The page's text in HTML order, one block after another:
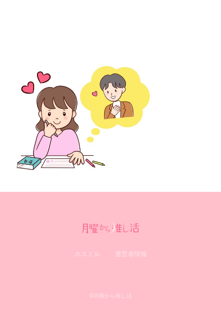
ホスミル 運営者情報
©月曜から推し活